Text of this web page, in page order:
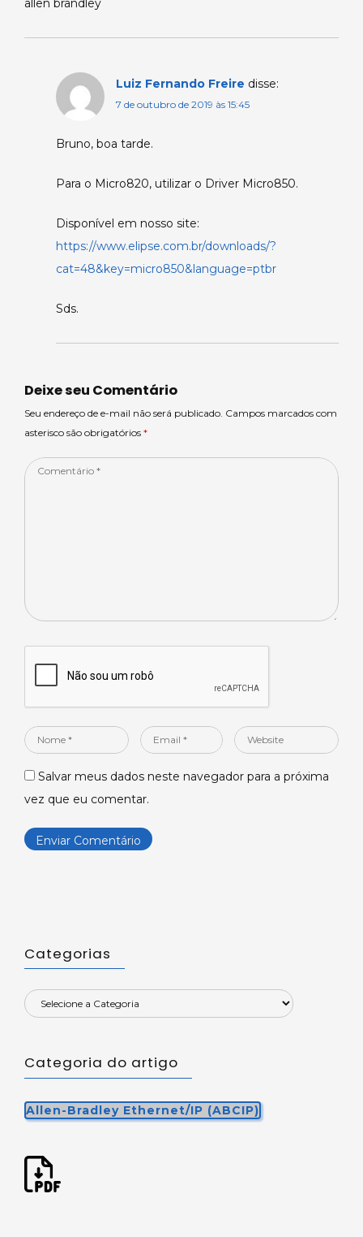
allen brandley
Luiz Fernando Freire disse:
7 de outubro de 2019 às 15:45
Bruno, boa tarde.
Para o Micro820, utilizar o Driver Micro850.
Disponível em nosso site:
https://www.elipse.com.br/downloads/?
cat=48&key=micro850&language=ptbr
Sds.
Deixe seu Comentário
Seu endereço de e-mail não será publicado. Campos marcados com
asterisco são obrigatórios *
Comentário
Nome
Email
Website
Salvar meus dados neste navegador para a próxima
vez que eu comentar.
Categorias
Categoria do artigo
Allen-Bradley Ethernet/IP (ABCIP)